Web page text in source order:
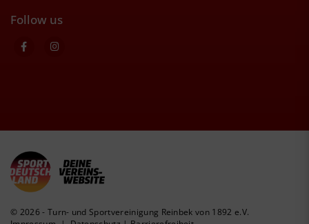
Follow us
© 2026 - Turn- und Sportvereinigung Reinbek von 1892 e.V.